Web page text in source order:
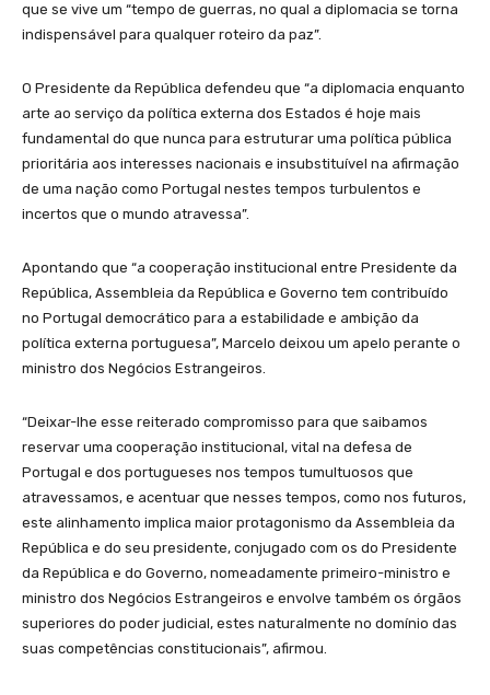
que se vive um “tempo de guerras, no qual a diplomacia se torna
indispensável para qualquer roteiro da paz”.
O Presidente da República defendeu que “a diplomacia enquanto
arte ao serviço da política externa dos Estados é hoje mais
fundamental do que nunca para estruturar uma política pública
prioritária aos interesses nacionais e insubstituível na afirmação
de uma nação como Portugal nestes tempos turbulentos e
incertos que o mundo atravessa”.
Apontando que “a cooperação institucional entre Presidente da
República, Assembleia da República e Governo tem contribuído
no Portugal democrático para a estabilidade e ambição da
política externa portuguesa”, Marcelo deixou um apelo perante o
ministro dos Negócios Estrangeiros.
“Deixar-lhe esse reiterado compromisso para que saibamos
reservar uma cooperação institucional, vital na defesa de
Portugal e dos portugueses nos tempos tumultuosos que
atravessamos, e acentuar que nesses tempos, como nos futuros,
este alinhamento implica maior protagonismo da Assembleia da
República e do seu presidente, conjugado com os do Presidente
da República e do Governo, nomeadamente primeiro-ministro e
ministro dos Negócios Estrangeiros e envolve também os órgãos
superiores do poder judicial, estes naturalmente no domínio das
suas competências constitucionais”, afirmou.